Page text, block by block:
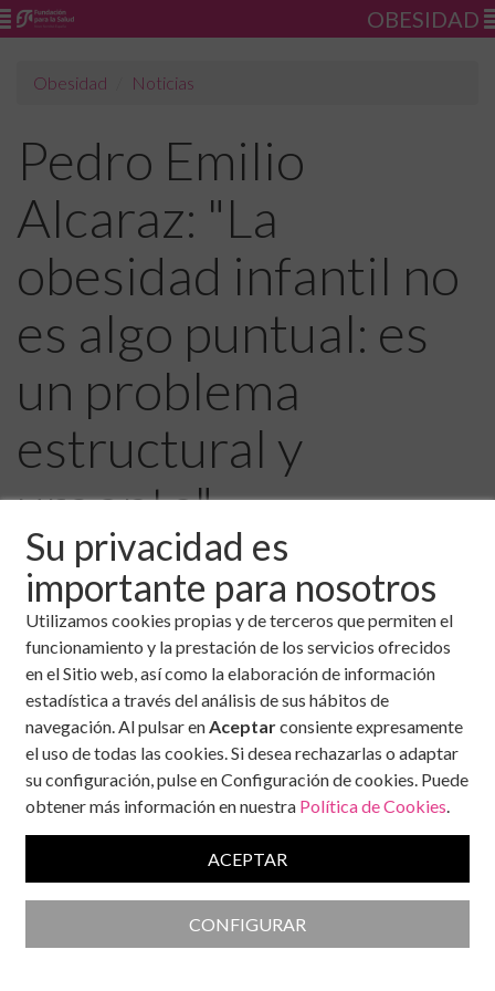
Su privacidad es
importante para nosotros
Utilizamos cookies propias y de terceros que permiten el
funcionamiento y la prestación de los servicios ofrecidos
en el Sitio web, así como la elaboración de información
estadística a través del análisis de sus hábitos de
navegación. Al pulsar enAceptarconsiente expresamente
el uso de todas las cookies. Si desea rechazarlas o adaptar
su configuración, pulse en Configuración de cookies. Puede
obtener más información en nuestra Política de Cookies.
ACEPTAR
CONFIGURAR
OBESIDAD
Obesidad Noticias
Pedro Emilio
Alcaraz: "La
obesidad infantil no
es algo puntual: es
un problema
estructural y
urgente"
22 de enero, 2026
La obesidad infantil no es un problema puntual, sino una
tendencia que va a más y que sitúa a España —y
especialmente a la Región de Murcia— entre los territorios
con mayorprevalenciade sobrepeso en menores. Así lo ha
advertido en Onda Regional Pedro Emilio Alcaraz, catedrático
de Ciencias del Deporte de la Universidad Católica de
Murcia y director del Centro de Investigación en Alto
Rendimiento Deportivo (CIARD), que alerta de que esta
futuros adultos si no se actúa de forma urgente y coordinada.
Noticias ha señalado que el incremento del sedentarismo, el
uso excesivo de pantallas, el abandono de la dieta